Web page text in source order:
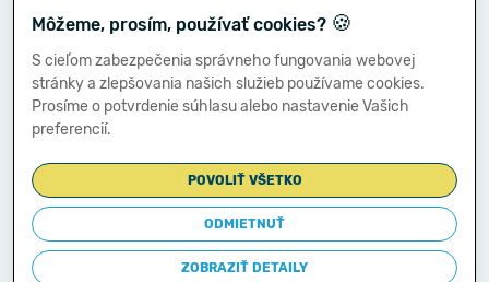
mínus r. 064) (+/-)
591 Splatná daň z príjmov 136 0,00
z príjmov
hospodárenia po
zdanení r. 135 mínus
138 24 212,68
Môžeme, prosím, používať cookies? 🍪
S cieľom zabezpečenia správneho fungovania webovej
stránky a zlepšovania našich služieb používame cookies.
Prosíme o potvrdenie súhlasu alebo nastavenie Vašich
preferencií.
POVOLIŤ VŠETKO
ODMIETNUŤ
ZOBRAZIŤ DETAILY